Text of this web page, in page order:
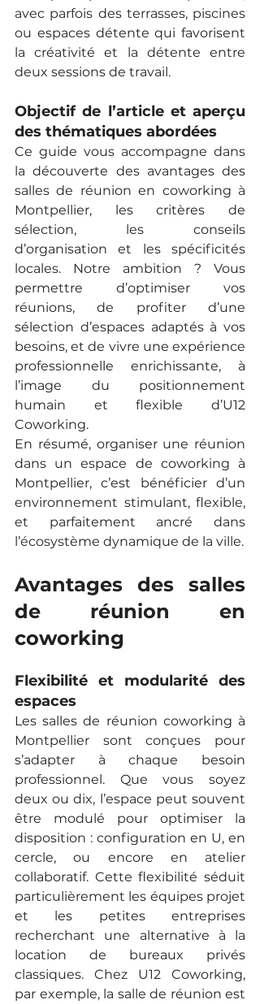
avec parfois des terrasses, piscines
ou espaces détente qui favorisent
la créativité et la détente entre
deux sessions de travail.
Objectif de l’article et aperçu
des thématiques abordées
Ce guide vous accompagne dans
la découverte des avantages des
salles de réunion en coworking à
Montpellier, les critères de
sélection, les conseils
d’organisation et les spécificités
locales. Notre ambition ? Vous
permettre d’optimiser vos
réunions, de profiter d’une
sélection d’espaces adaptés à vos
besoins, et de vivre une expérience
professionnelle enrichissante, à
l’image du positionnement
humain et flexible d’U12
Coworking.
En résumé, organiser une réunion
dans un espace de coworking à
Montpellier, c’est bénéficier d’un
environnement stimulant, flexible,
et parfaitement ancré dans
l’écosystème dynamique de la ville.
Avantages des salles
de réunion en
coworking
Flexibilité et modularité des
espaces
Les salles de réunion coworking à
Montpellier sont conçues pour
s’adapter à chaque besoin
professionnel. Que vous soyez
deux ou dix, l’espace peut souvent
être modulé pour optimiser la
disposition : configuration en U, en
cercle, ou encore en atelier
collaboratif. Cette flexibilité séduit
particulièrement les équipes projet
et les petites entreprises
recherchant une alternative à la
location de bureaux privés
classiques. Chez U12 Coworking,
par exemple, la salle de réunion est